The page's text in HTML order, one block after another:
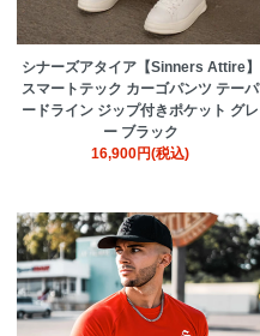
シナーズアタイア【Sinners Attire】
スマートテック カーゴパンツ テーパ
ードライン ジップ付きポケット グレ
ー ブラック
16,900円(税込)